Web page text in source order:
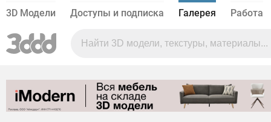
3D Модели Доступы и подписка Галерея Работа